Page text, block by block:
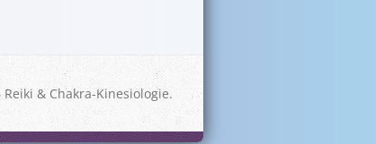
& Chakra-Kinesiologie.